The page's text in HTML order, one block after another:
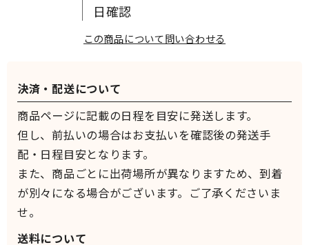
日確認
この商品について問い合わせる
決済・配送について
商品ページに記載の日程を目安に発送します。
但し、前払いの場合はお支払いを確認後の発送手
配・日程目安となります。
また、商品ごとに出荷場所が異なりますため、到着
が別々になる場合がございます。ご了承くださいま
せ。
送料について